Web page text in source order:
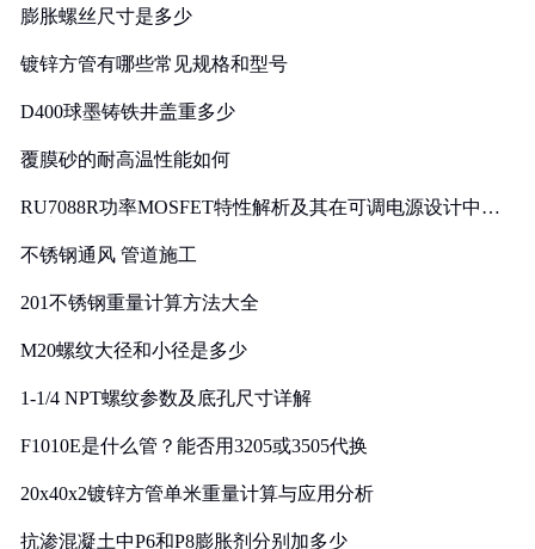
膨胀螺丝尺寸是多少
镀锌方管有哪些常见规格和型号
D400球墨铸铁井盖重多少
覆膜砂的耐高温性能如何
RU7088R功率MOSFET特性解析及其在可调电源设计中的
不锈钢通风 管道施工
201不锈钢重量计算方法大全
M20螺纹大径和小径是多少
1-1/4 NPT螺纹参数及底孔尺寸详解
F1010E是什么管？能否用3205或3505代换
20x40x2镀锌方管单米重量计算与应用分析
抗渗混凝土中P6和P8膨胀剂分别加多少